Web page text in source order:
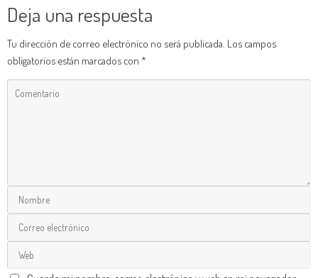
Deja una respuesta
Tu dirección de correo electrónico no será publicada. Los campos
obligatorios están marcados con *